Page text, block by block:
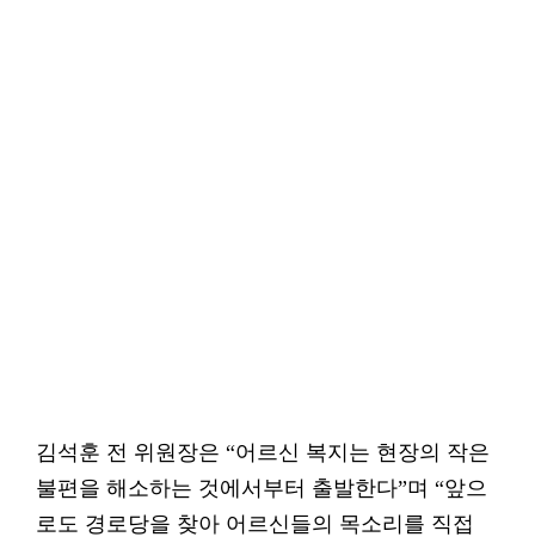
김석훈 전 위원장은 “어르신 복지는 현장의 작은
불편을 해소하는 것에서부터 출발한다”며 “앞으
로도 경로당을 찾아 어르신들의 목소리를 직접